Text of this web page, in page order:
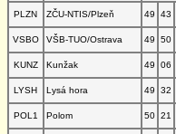
PLZN
ZČU-NTIS/Plzeň 49 43
VSBO
VŠB-TUO/Ostrava 49 50
KUNZ
Kunžak 49 06
LYSH
Lysá hora 49 32
POL1
Polom 50 21